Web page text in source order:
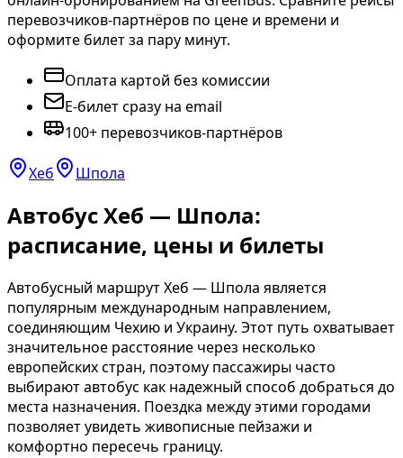
перевозчиков-партнёров по цене и времени и
оформите билет за пару минут.
Оплата картой без комиссии
E-билет сразу на email
100+ перевозчиков-партнёров
Хеб Шпола
Автобус Хеб — Шпола:
расписание, цены и билеты
Автобусный маршрут Хеб — Шпола является
популярным международным направлением,
соединяющим Чехию и Украину. Этот путь охватывает
значительное расстояние через несколько
европейских стран, поэтому пассажиры часто
выбирают автобус как надежный способ добраться до
места назначения. Поездка между этими городами
позволяет увидеть живописные пейзажи и
комфортно пересечь границу.